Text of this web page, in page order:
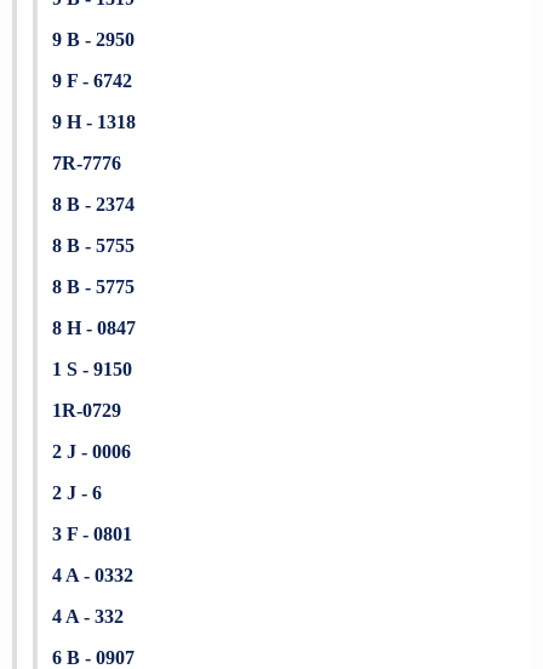
9 B - 2950
9 F - 6742
9 H - 1318
7R-7776
8 B - 2374
8 B - 5755
8 B - 5775
8 H - 0847
1 S - 9150
1R-0729
2 J - 0006
2 J - 6
3 F - 0801
4 A - 0332
4 A - 332
6 B - 0907